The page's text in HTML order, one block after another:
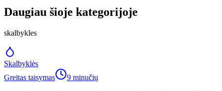
Daugiau šioje kategorijoje
skalbykles
Skalbyklės
Greitas taisymas
9 minučių